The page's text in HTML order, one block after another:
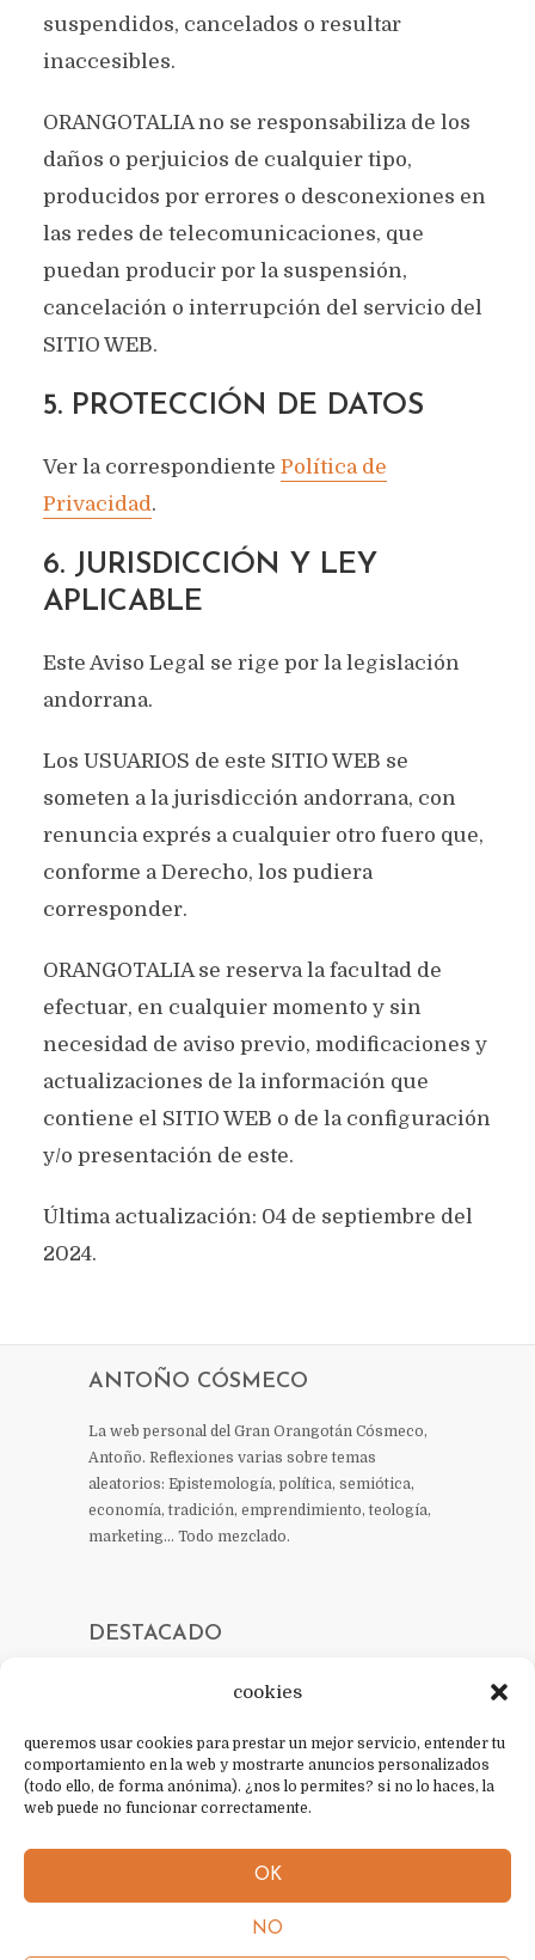
cookies
queremos usar cookies para prestar un mejor servicio, entender tu
comportamiento en la web y mostrarte anuncios personalizados
(todo ello, de forma anónima). ¿nos lo permites? si no lo haces, la
web puede no funcionar correctamente.
OK
NO
suspendidos, cancelados o resultar
inaccesibles.
ORANGOTALIA no se responsabiliza de los
daños o perjuicios de cualquier tipo,
producidos por errores o desconexiones en
las redes de telecomunicaciones, que
puedan producir por la suspensión,
cancelación o interrupción del servicio del
SITIO WEB.
5. PROTECCIÓN DE DATOS
Ver la correspondiente Política de
Privacidad.
6. JURISDICCIÓN Y LEY
APLICABLE
Este Aviso Legal se rige por la legislación
andorrana.
Los USUARIOS de este SITIO WEB se
someten a la jurisdicción andorrana, con
renuncia exprés a cualquier otro fuero que,
conforme a Derecho, los pudiera
corresponder.
ORANGOTALIA se reserva la facultad de
efectuar, en cualquier momento y sin
necesidad de aviso previo, modificaciones y
actualizaciones de la información que
contiene el SITIO WEB o de la configuración
y/o presentación de este.
Última actualización: 04 de septiembre del
2024.
ANTOÑO CÓSMECO
La web personal del Gran Orangotán Cósmeco,
Antoño. Reflexiones varias sobre temas
aleatorios: Epistemología, política, semiótica,
economía, tradición, emprendimiento, teología,
marketing… Todo mezclado.
DESTACADO
CONTACTO
política de cookies
aviso legal
sobre mí